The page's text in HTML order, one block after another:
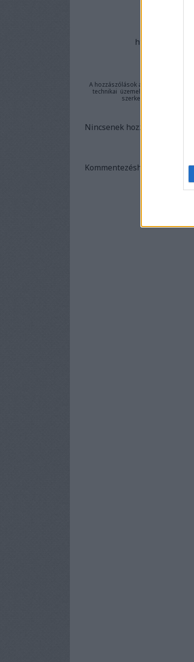
https://
A hozzászólások a vonatkozó
technikai üzemeltetője semmilyen
szerkesztőjéhez.
Nincsenek hozzászólások.
Kommentezéshez ,